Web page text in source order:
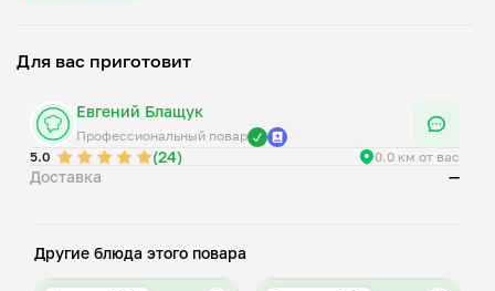
Для вас приготовит
Евгений Блащук
Профессиональный повар
5.0
(24) 0.0 км от вас
Доставка —
Другие блюда этого повара